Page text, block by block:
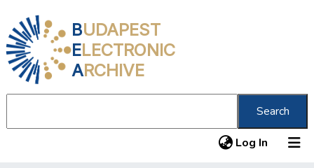
BUDAPEST
ELECTRONIC
ARCHIVE
Search
Log In (current)